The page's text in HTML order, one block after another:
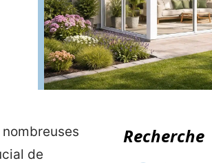
de
Recherche